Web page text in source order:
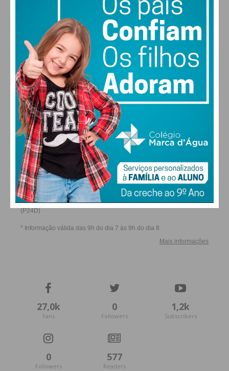
SEX SÁB
27
DOM
29
SEG
ALTERAR
FARMACIAS DE SERVIÇO EM PAÇOS DE
FERREIRA
27,0k
Fans
0
Followers
1,2k
Subscribers
0
Followers
577
Readers